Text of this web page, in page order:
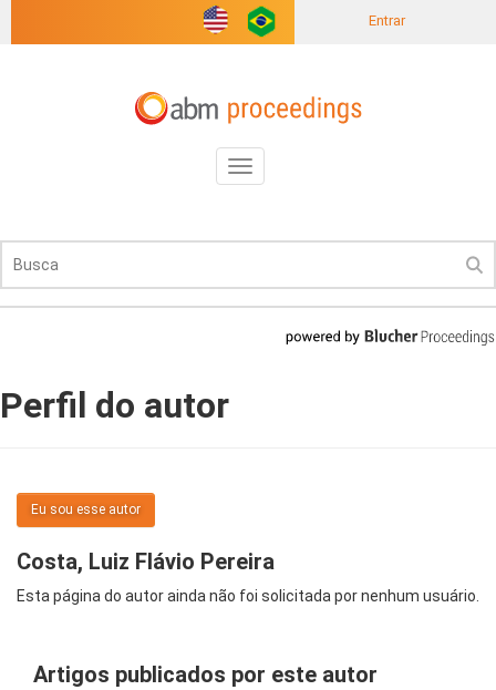
Entrar
Toggle
navigation
Perfil do autor
Eu sou esse autor
Costa, Luiz Flávio Pereira
Esta página do autor ainda não foi solicitada por nenhum usuário.
Artigos publicados por este autor